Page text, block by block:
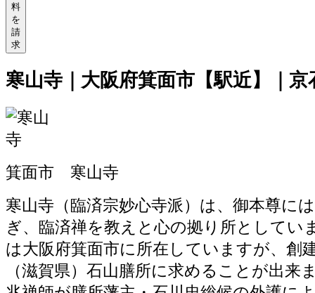
料
を
請
求
寒山寺｜大阪府箕面市【駅近】｜
箕面市 寒山寺
寒山寺（臨済宗妙心寺派）は、御本尊に
ぎ、臨済禅を教えと心の拠り所としてい
は大阪府箕面市に所在していますが、創
（滋賀県）石山膳所に求めることが出来